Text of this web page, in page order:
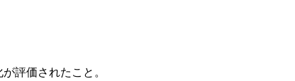
評価されたこと。